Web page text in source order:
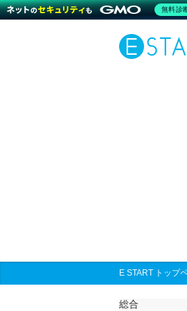
E START トップ
総合
無料診